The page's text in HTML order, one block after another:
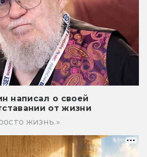
написал о своей
от жизни
жизнь.»